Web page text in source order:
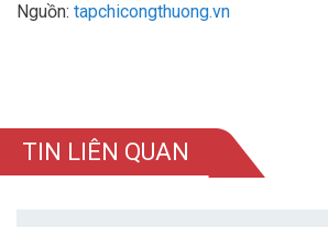
Nguồn: tapchicongthuong.vn
TIN LIÊN QUAN